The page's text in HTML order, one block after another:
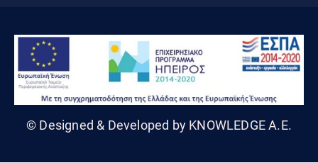
© Designed & Developed by KNOWLEDGE A.E.